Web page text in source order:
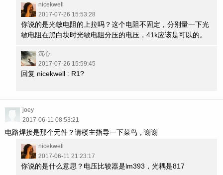
nicekwell
2017-07-26 15:53:28
你说的是光敏电阻的上拉吗？这个电阻不固定，分别量一下光
敏电阻在黑白块时光敏电阻分压的电压，41k应该是可以的。
沉心
2017-07-26 15:59:45
回复 nicekwell : R1?
joey
2017-06-11 08:53:21
电路焊接是那个元件？请楼主指导一下菜鸟，谢谢
nicekwell
2017-06-11 21:23:17
你说的是什么意思？电压比较器是lm393，光耦是817